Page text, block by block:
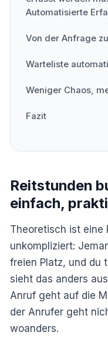
Automatisierte
Von der Anfrage
Warteliste
Weniger Chaos,
Fazit
Reitstunden
einfach,
Theoretisch ist eine
unkompliziert:
freien Platz, und du
sieht das anders
Anruf geht auf die
der Anrufer geht
woanders.